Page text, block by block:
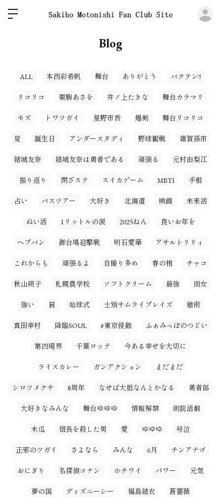
Blog
ALL 本西彩希帆 舞台 ありがとう バクテン!!
リコリコ 栗駒あさを 井ノ上たきな 舞台カラマリ
モズ トワツガイ 星野市香 爆剣 舞台リコリコ
夏 誕生日 アンダースタディ 野球観戦 雑賀孫市
結城友奈 結城友奈は勇者である 頑張る 元村由梨江
振り返り 閉ざステ スイカゲーム MBTI 手相
占い バスツアー 大好き 北海道 映画 未来活
ぬい活 1リットルの涙 2025ねん 良いお年を
ヘブバン 御台場迎撃戦 明石愛華 アサルトリリィ
これからも 頑張るよ 自撮り多め 春の棺 チャコ
秋山朔子 札幌農学校 ソフトクリーム 最強 雨女
強い 肩 始球式 士別サムライブレイズ 槍術
真田幸村 降臨SOUL #東京侵蝕 ふぁみっぽのつどい
第四境界 千葉ロッテ 今ある幸せを大切に
ライスカレー ガンアクション まだまだ
シロツメクサ 8周年 なせば大抵なんとかなる 勇者部
大好きなみんな 舞台ゆゆゆ 情報解禁 朗読活劇
木瓜 信長を殺した男 愛 ゆゆゆ 号泣
正邪のツガイ さよなら みんな 6月 チンアナゴ
おにぎり 名探偵コナン ホチワイ パワー 元気
夢の国 ディズニーシー 福島結衣 蒼薔薇